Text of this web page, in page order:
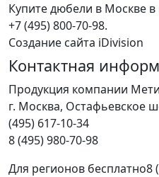
Купите дюбели в Москве
+7 (495) 800-70-98.
Создание сайта iDivision
Контактная
Продукция компании
г. Москва, Остафьевское
(495) 617-10-34
8 (495) 980-70-98
Для регионов бесплатно8